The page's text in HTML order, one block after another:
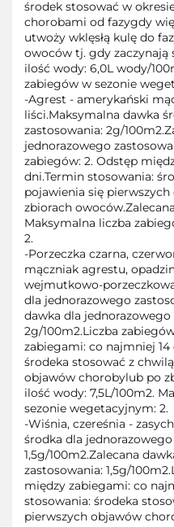
środek stosować w
chorobami od fazygdy
utwoży wklęsłą kulę do
owoców tj. gdy zaczynają
ilość wody: 6,0L wody/
zabiegów w sezonie
-Agrest - amerykański
liści.Maksymalna dawka
zastosowania: 2g/
jednorazowego
zabiegów: 2. Odstęp
dni.Termin stosowania:
pojawienia się
zbiorach
Maksymalna liczba
2.
-Porzeczka czarna,
mączniak agrestu,
wejmutkowo-
dla jednorazowego
dawka dla jednorazowego
2g/100m2.Liczba
zabiegami: co najmniej
środeka stosować z
objawów chorobylub po
ilość wody: 7,5L/100m2.
sezonie wegetacyjnym: 2.
-Wiśnia, czereśnia -
środka dla
1,5g/100m2.Zalecana
zastosowania: 1,5g/
między zabiegami: co
stosowania: środeka
pierwszych objawów